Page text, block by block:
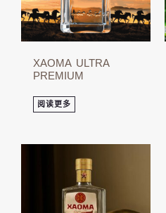
ХАОМА ULTRA
PREMIUM
阅读更多